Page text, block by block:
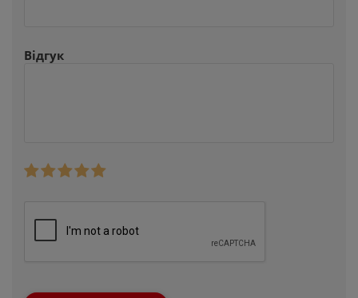
Відгук